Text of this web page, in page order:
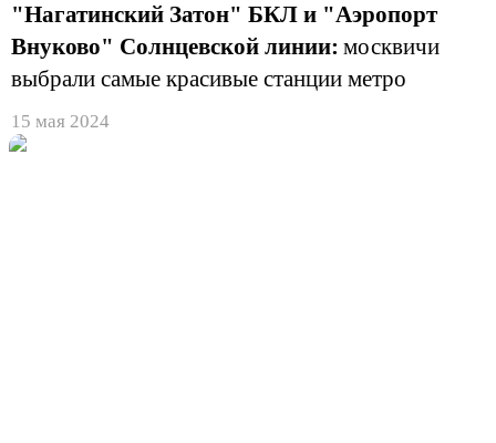
"Нагатинский Затон" БКЛ и "Аэропорт
Внуково" Солнцевской линии: москвичи
выбрали самые красивые станции метро
15 мая 2024